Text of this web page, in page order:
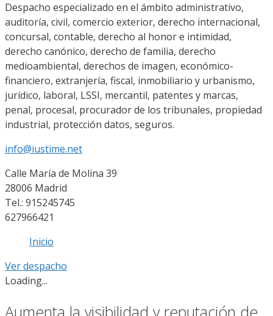
Despacho especializado en el ámbito administrativo,
auditoría, civil, comercio exterior, derecho internacional,
concursal, contable, derecho al honor e intimidad,
derecho canónico, derecho de familia, derecho
medioambiental, derechos de imagen, económico-
financiero, extranjería, fiscal, inmobiliario y urbanismo,
jurídico, laboral, LSSI, mercantil, patentes y marcas,
penal, procesal, procurador de los tribunales, propiedad
industrial, protección datos, seguros.
info@iustime.net
Calle María de Molina 39
28006 Madrid
Tel.: 915245745
627966421
Inicio
Ver despacho
Loading...
Aumenta la visibilidad y reputación de